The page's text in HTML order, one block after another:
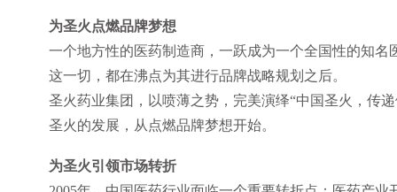
为圣火点燃品牌梦想
一个地方性的医药制造商，一跃成为一个全国性的知名
这一切，都在沸点为其进行品牌战略规划之后。
圣火药业集团，以喷薄之势，完美演绎“中国圣火，传
圣火的发展，从点燃品牌梦想开始。
为圣火引领市场转折